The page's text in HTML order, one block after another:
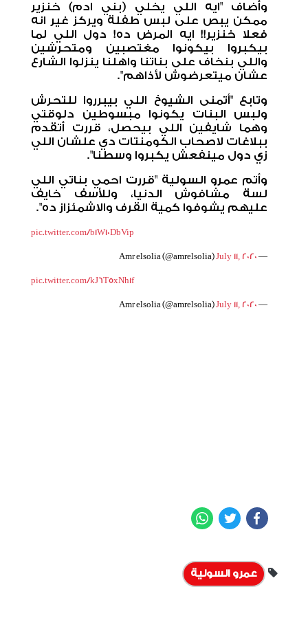
وأضاف "ايه اللي يخلي (بني ادم) خنزير
ممكن يبص على لبس طفلة ويركز غير انه
فعلا خنزير!! ايه المرض ده! دول اللي لما
بيكبروا بيكونوا مغتصبين ومتحرشين
واللي بنخاف على بناتنا واهلنا ينزلوا الشارع
عشان ميتعرضوش لأذاهم".
وتابع "أتمنى الشيوخ اللي بيبرروا للتحرش
ولبس البنات يكونوا مبسوطين دلوقتي
وهما شايفين اللي بيحصل، قررت أتقدم
ببلاغات لاصحاب الكومنتات دي علشان اللي
زي دول مينفعش يكبروا وسطنا".
وأتم عمرو السولية "قررت احمي بناتي اللي
لسة مشافوش الدنيا، وللأسف خايف
عليهم يشوفوا كمية القرف والاشمئزاز ده".
pic.twitter.com/b1W10DbVip
— Amr elsolia (@amrelsolia)
July 11, 2020
pic.twitter.com/kJ6T5xNh1f
— Amr elsolia (@amrelsolia)
July 11, 2020
Facebook
Twitter
عمرو السولية